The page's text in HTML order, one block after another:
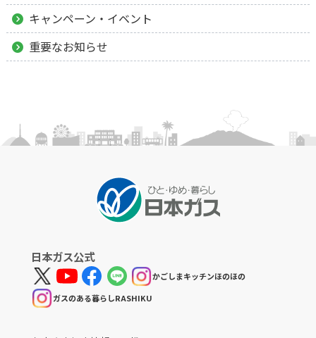
キャンペーン・イベント
重要なお知らせ
日本ガス公式
かごしまキッチンほのほの
ガスのある暮らしRASHIKU